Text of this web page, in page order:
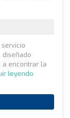
diseñado
a encontrar la
leyendo